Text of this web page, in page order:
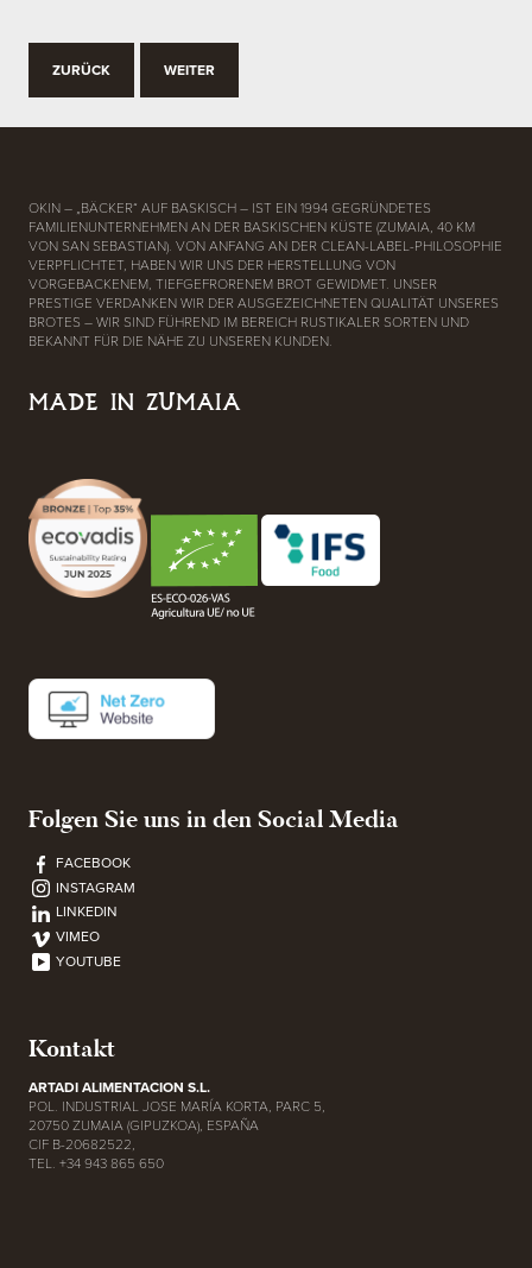
ZURÜCK WEITER
OKIN – „BÄCKER“ AUF BASKISCH – IST EIN 1994 GEGRÜNDETES
FAMILIENUNTERNEHMEN AN DER BASKISCHEN KÜSTE (ZUMAIA, 40 KM
VON SAN SEBASTIAN). VON ANFANG AN DER CLEAN-LABEL-PHILOSOPHIE
VERPFLICHTET, HABEN WIR UNS DER HERSTELLUNG VON
VORGEBACKENEM, TIEFGEFRORENEM BROT GEWIDMET. UNSER
PRESTIGE VERDANKEN WIR DER AUSGEZEICHNETEN QUALITÄT UNSERES
BROTES – WIR SIND FÜHREND IM BEREICH RUSTIKALER SORTEN UND
BEKANNT FÜR DIE NÄHE ZU UNSEREN KUNDEN.
MADE IN ZUMAIA
Folgen Sie uns in den Social Media
FACEBOOK
INSTAGRAM
LINKEDIN
VIMEO
YOUTUBE
Kontakt
ARTADI ALIMENTACION S.L.
POL. INDUSTRIAL JOSE MARÍA KORTA, PARC 5,
20750 ZUMAIA (GIPUZKOA), ESPAÑA
CIF B-20682522,
TEL. +34 943 865 650